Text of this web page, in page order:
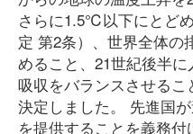
さらに1.5℃以下にとど
定 第2条）、世界全体の
めること、21世紀後半
吸収をバランスさせる
決定しました。 先進国
を提供することを義務